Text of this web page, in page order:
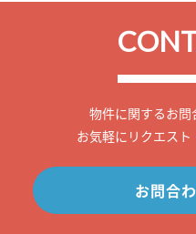
物件に関するお問
お気軽にリクエスト
お問合